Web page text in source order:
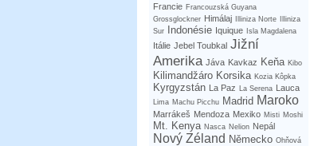
Francie Francouzská Guyana
Grossglockner Himálaj Illiniza Norte
Illiniza
Sur
Indonésie Iquique Isla Magdalena
Itálie Jebel Toubkal Jižní
Amerika Jáva Kavkaz Keňa Kibo
Kilimandžáro Korsika Kozia Kôpka
Kyrgyzstán La Paz La Serena Lauca
Lima Machu Picchu Madrid Maroko
Marrákeš Mendoza Mexiko Misti Moshi
Mt. Kenya Nasca Nelion Nepál
Nový Zéland Německo Ohňová